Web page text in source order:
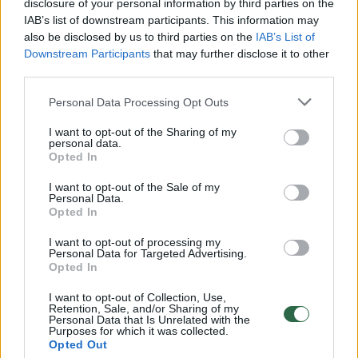
disclosure of your personal information by third parties on the
IAB’s list of downstream participants. This information may
also be disclosed by us to third parties on the IAB’s List of
Downstream Participants that may further disclose it to other
Personal Data Processing Opt Outs
I want to opt-out of the Sharing of my
personal data.
Opted In
I want to opt-out of the Sale of my
Personal Data.
Opted In
I want to opt-out of processing my
Personal Data for Targeted Advertising.
Opted In
I want to opt-out of Collection, Use,
Retention, Sale, and/or Sharing of my
Personal Data that Is Unrelated with the
Purposes for which it was collected.
Opted Out
00:00:49
Pateikė daugiau detalių apie iš tėvų paimtus šešis
vaikus: jiems kilusi grėsmė
Žinios | Lietuvos diena
Vaizdai iš tragiškos avarijos Vilniaus r.: dviejų moterų ir
vaiko gyvybių išgelbėti nepavyko
vaizdas pribloškia
Žinios
00:02:01
„Pagarba pirmajai premjerei“: pasidalijo jautriais
prisiminimais apie Kazimierą Prunskienę